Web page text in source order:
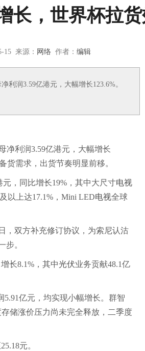
长，世界杯拉
15 来源： 网络作者： 编辑
润3.59亿港元，大幅增长123.6%。
净利润3.59亿港元，大幅增长
货需求，出货节奏明显前移。
，同比增长19%，其中大尺寸电视
以上达17.1%，Mini LED电视全球
双方补充修订协议，为索尼认沽
步。
长8.1%，其中光伏业务贡献48.1亿
亿元，均实现小幅增长。群智
储涨价压力尚未完全释放，二季度
元。